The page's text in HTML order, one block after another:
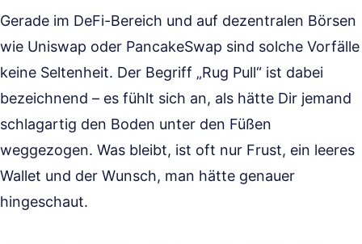
Gerade im DeFi-Bereich und auf dezentralen Börsen
wie Uniswap oder PancakeSwap sind solche Vorfälle
keine Seltenheit. Der Begriff „Rug Pull“ ist dabei
bezeichnend – es fühlt sich an, als hätte Dir jemand
schlagartig den Boden unter den Füßen
weggezogen. Was bleibt, ist oft nur Frust, ein leeres
Wallet und der Wunsch, man hätte genauer
hingeschaut.